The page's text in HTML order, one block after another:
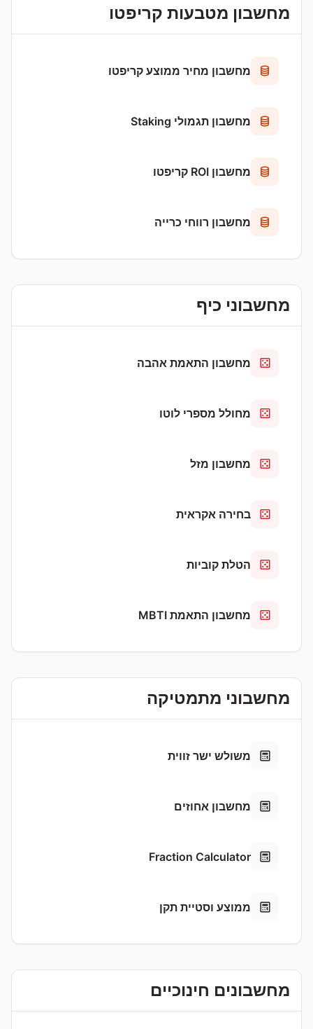
מחשבון מטבעות קריפטו
מחשבון מחיר ממוצע קריפטו
מחשבון תגמולי Staking
מחשבון ROI קריפטו
מחשבון רווחי כרייה
מחשבוני כיף
מחשבון התאמת אהבה
מחולל מספרי לוטו
מחשבון מזל
בחירה אקראית
הטלת קוביות
מחשבון התאמת MBTI
מחשבוני מתמטיקה
משולש ישר זווית
מחשבון אחוזים
Fraction Calculator
ממוצע וסטיית תקן
מחשבונים חינוכיים